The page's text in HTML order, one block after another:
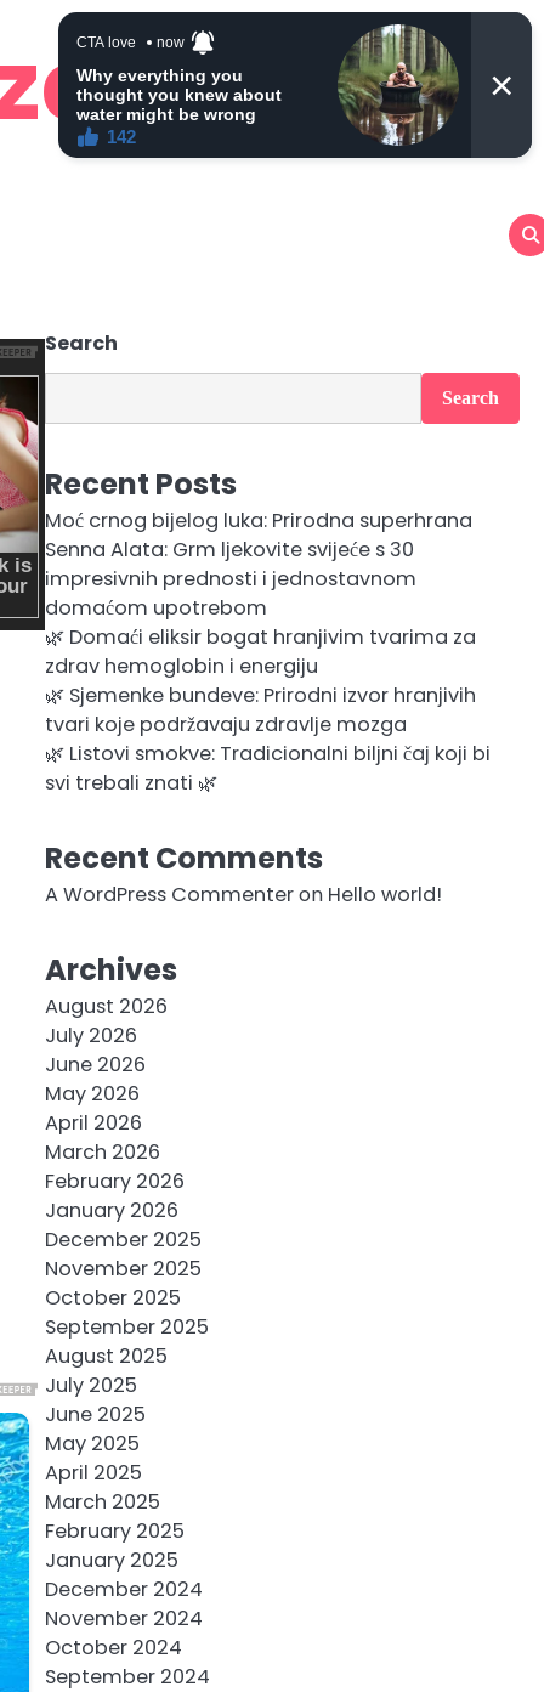
Search
Search
Recent Posts
Moć crnog bijelog luka: Prirodna superhrana
Senna Alata: Grm ljekovite svijeće s 30
impresivnih prednosti i jednostavnom
domaćom upotrebom
🌿 Domaći eliksir bogat hranjivim tvarima za
zdrav hemoglobin i energiju
🌿 Sjemenke bundeve: Prirodni izvor hranjivih
tvari koje podržavaju zdravlje mozga
🌿 Listovi smokve: Tradicionalni biljni čaj koji bi
svi trebali znati 🌿
Recent Comments
A WordPress Commenteron Hello world!
Archives
August 2026
July 2026
June 2026
May 2026
April 2026
March 2026
February 2026
January 2026
December 2025
November 2025
October 2025
September 2025
August 2025
July 2025
June 2025
May 2025
April 2025
March 2025
February 2025
January 2025
December 2024
November 2024
October 2024
September 2024